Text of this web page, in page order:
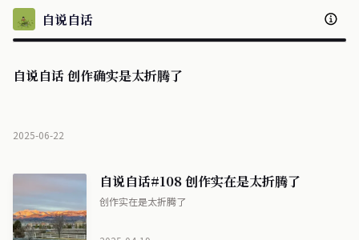
自说自话
自说自话 创作确实是太折腾了
2025-06-22
自说自话#108 创作实在是太折腾了
创作实在是太折腾了